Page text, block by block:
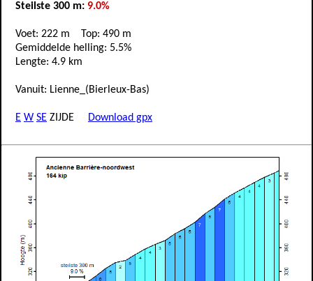
Steilste 300 m: 9.0%
Voet: 222 m Top: 490 m
Gemiddelde helling: 5.5%
Lengte: 4.9 km
Vanuit: Lienne_(Bierleux-Bas)
E W SE ZIJDE Download gpx